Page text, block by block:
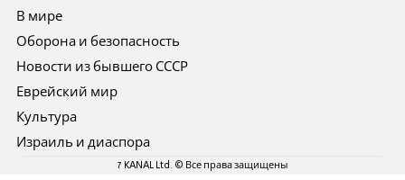
В мире
Оборона и безопасность
Новости из бывшего СССР
Еврейский мир
Культура
Израиль и диаспора
7 KANAL Ltd. © Все права защищены